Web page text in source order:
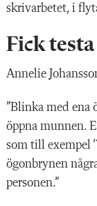
skrivarbetet, i
Fick
Annelie
”Blinka med ena
öppna munnen.
som till exempel
ögonbrynen
personen.”